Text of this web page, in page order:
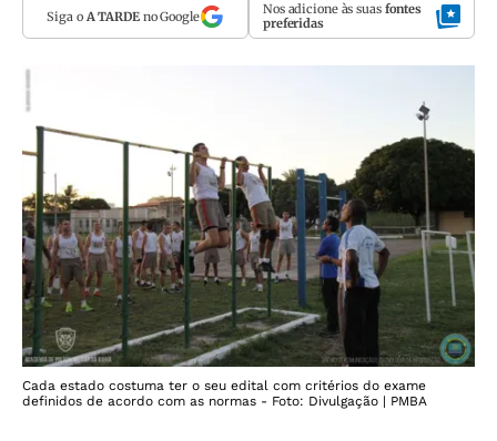
Siga o A TARDEno Google Nos adicione às suas fontes
preferidas
Cada estado costuma ter o seu edital com critérios do exame
definidos de acordo com as normas - Foto: Divulgação | PMBA